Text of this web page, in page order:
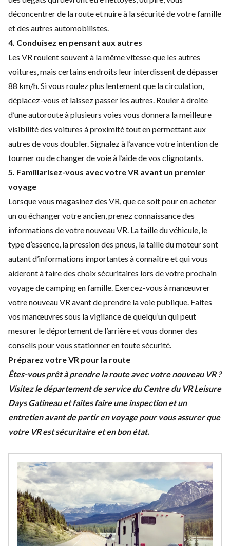
déconcentrer de la route et nuire à la sécurité de votre famille
et des autres automobilistes.
4. Conduisez en pensant aux autres
Les VR roulent souvent à la même vitesse que les autres
voitures, mais certains endroits leur interdissent de dépasser
88 km/h. Si vous roulez plus lentement que la circulation,
déplacez-vous et laissez passer les autres. Rouler à droite
d’une autoroute à plusieurs voies vous donnera la meilleure
visibilité des voitures à proximité tout en permettant aux
autres de vous doubler. Signalez à l’avance votre intention de
tourner ou de changer de voie à l’aide de vos clignotants.
5. Familiarisez-vous avec votre VR avant un premier
voyage
Lorsque vous magasinez des VR, que ce soit pour en acheter
un ou échanger votre ancien, prenez connaissance des
informations de votre nouveau VR. La taille du véhicule, le
type d’essence, la pression des pneus, la taille du moteur sont
autant d’informations importantes à connaître et qui vous
aideront à faire des choix sécuritaires lors de votre prochain
voyage de camping en famille. Exercez-vous à manœuvrer
votre nouveau VR avant de prendre la voie publique. Faites
vos manœuvres sous la vigilance de quelqu’un qui peut
mesurer le déportement de l’arrière et vous donner des
conseils pour vous stationner en toute sécurité.
Préparez votre VR pour la route
Êtes-vous prêt à prendre la route avec votre nouveau VR ?
Visitez le département de service du Centre du VR Leisure
Days Gatineauet faites faire une inspection et un
entretien avant de partir en voyage pour vous assurer que
votre VR est sécuritaire et en bon état.